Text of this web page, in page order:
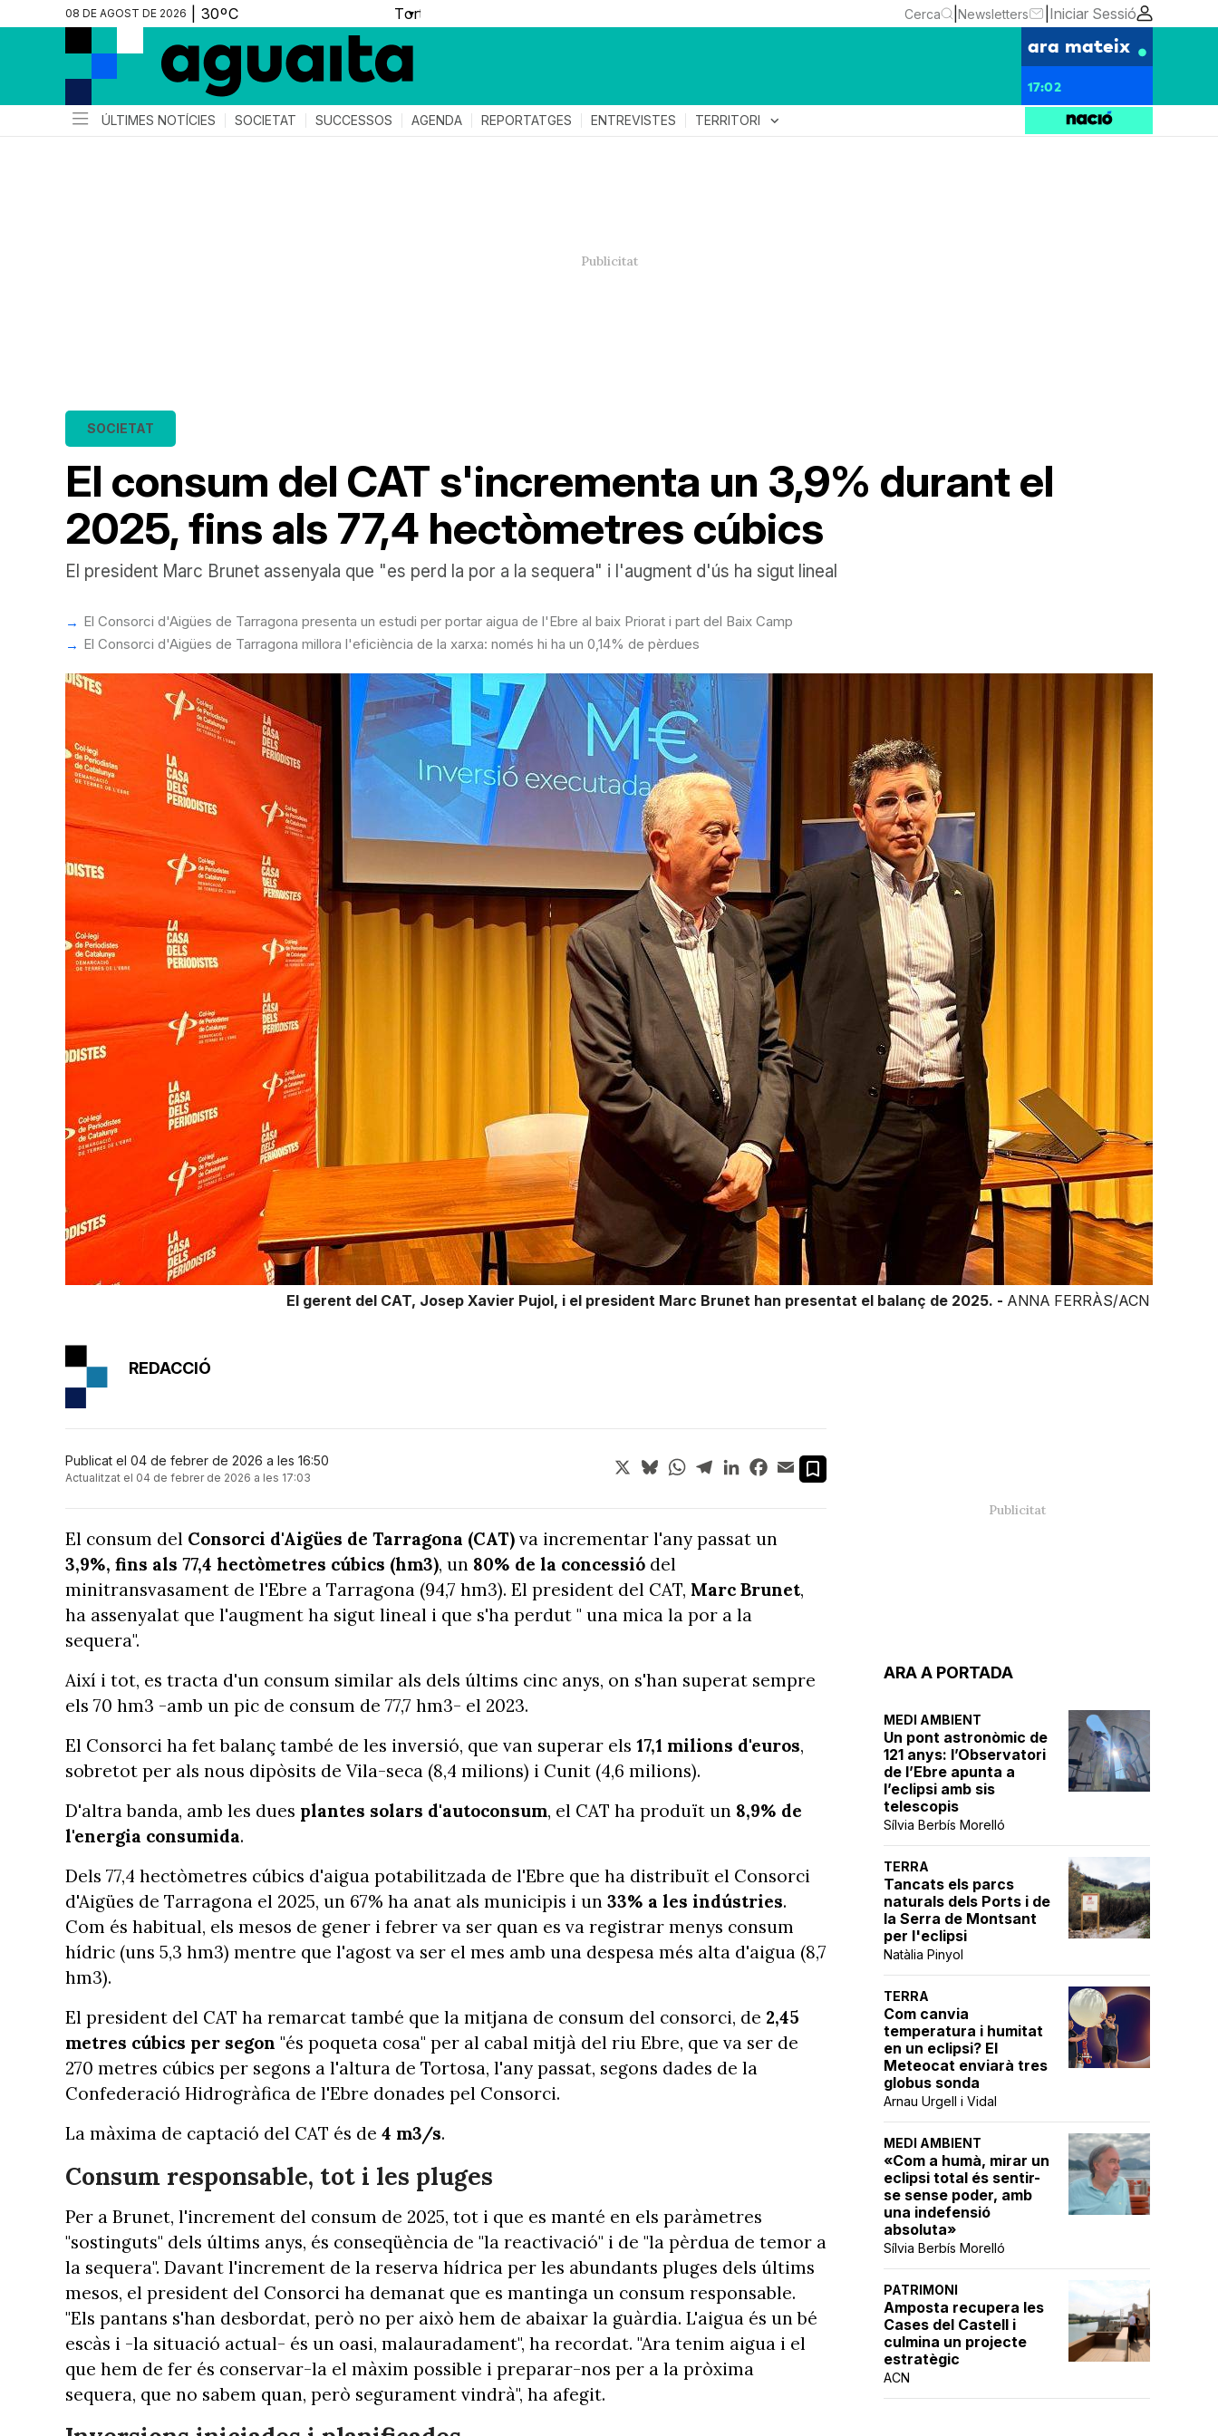
08 DE AGOST DE 2026 ▼ Cerca Newsletters Iniciar Sessió
ara mateix
17:02
ÚLTIMES NOTÍCIES SOCIETAT SUCCESSOS AGENDA REPORTATGES ENTREVISTES TERRITORI expand_more
El consum del CAT s'incrementa un 3,9% durant el
2025, fins als 77,4 hectòmetres cúbics
SOCIETAT
El president Marc Brunet assenyala que "es perd la por a la sequera" i l'augment d'ús ha sigut lineal
El Consorci d'Aigües de Tarragona presenta un estudi per portar aigua de l'Ebre al baix Priorat i part del Baix Camp
El Consorci d'Aigües de Tarragona millora l'eficiència de la xarxa: només hi ha un 0,14% de pèrdues
El gerent del CAT, Josep Xavier Pujol, i el president Marc Brunet han presentat el balanç de 2025. - ANNA FERRÀS/ACN
ARA A PORTADA
MEDI AMBIENT
Un pont astronòmic de
121 anys: l’Observatori
de l’Ebre apunta a
l’eclipsi amb sis
telescopis
Sílvia Berbís Morelló
TERRA
Tancats els parcs
naturals dels Ports i de
la Serra de Montsant
per l'eclipsi
Natàlia Pinyol
TERRA
Com canvia
temperatura i humitat
en un eclipsi? El
Meteocat enviarà tres
globus sonda
Arnau Urgell i Vidal
MEDI AMBIENT
«Com a humà, mirar un
eclipsi total és sentir-
se sense poder, amb
una indefensió
absoluta»
Sílvia Berbís Morelló
PATRIMONI
Amposta recupera les
Cases del Castell i
culmina un projecte
estratègic
ACN
REDACCIÓ
Publicat el 04 de febrer de 2026 a les 16:50
Actualitzat el 04 de febrer de 2026 a les 17:03
X BlueskyWhatsApp
TelegramLinkedInFacebook
Email
El consum del Consorci d'Aigües de Tarragona (CAT) va incrementar l'any passat un
3,9%, fins als 77,4 hectòmetres cúbics (hm3), un 80% de la concessió del
minitransvasament de l'Ebre a Tarragona (94,7 hm3). El president del CAT, Marc Brunet,
ha assenyalat que l'augment ha sigut lineal i que s'ha perdut " una mica la por a la
sequera".
Així i tot, es tracta d'un consum similar als dels últims cinc anys, on s'han superat sempre
els 70 hm3 -amb un pic de consum de 77,7 hm3- el 2023.
El Consorci ha fet balanç també de les inversió, que van superar els 17,1 milions d'euros,
sobretot per als nous dipòsits de Vila-seca (8,4 milions) i Cunit (4,6 milions).
D'altra banda, amb les dues plantes solars d'autoconsum, el CAT ha produït un 8,9% de
l'energia consumida.
Dels 77,4 hectòmetres cúbics d'aigua potabilitzada de l'Ebre que ha distribuït el Consorci
d'Aigües de Tarragona el 2025, un 67% ha anat als municipis i un 33% a les indústries.
Com és habitual, els mesos de gener i febrer va ser quan es va registrar menys consum
hídric (uns 5,3 hm3) mentre que l'agost va ser el mes amb una despesa més alta d'aigua (8,7
hm3).
El president del CAT ha remarcat també que la mitjana de consum del consorci, de 2,45
metres cúbics per segon "és poqueta cosa" per al cabal mitjà del riu Ebre, que va ser de
270 metres cúbics per segons a l'altura de Tortosa, l'any passat, segons dades de la
Confederació Hidrogràfica de l'Ebre donades pel Consorci.
La màxima de captació del CAT és de 4 m3/s.
Consum responsable, tot i les pluges
Per a Brunet, l'increment del consum de 2025, tot i que es manté en els paràmetres
"sostinguts" dels últims anys, és conseqüència de "la reactivació" i de "la pèrdua de temor a
la sequera". Davant l'increment de la reserva hídrica per les abundants pluges dels últims
mesos, el president del Consorci ha demanat que es mantinga un consum responsable.
"Els pantans s'han desbordat, però no per això hem de abaixar la guàrdia. L'aigua és un bé
escàs i -la situació actual- és un oasi, malauradament", ha recordat. "Ara tenim aigua i el
que hem de fer és conservar-la el màxim possible i preparar-nos per a la pròxima
sequera, que no sabem quan, però segurament vindrà", ha afegit.